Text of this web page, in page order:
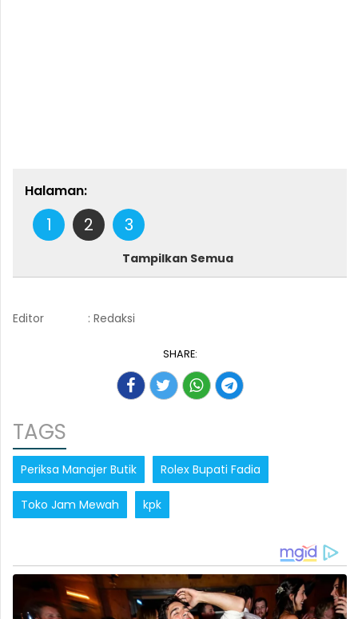
Halaman:
1 2 3
Tampilkan Semua
Editor : Redaksi
SHARE:
TAGS
Periksa Manajer Butik Rolex Bupati Fadia
Toko Jam Mewah kpk